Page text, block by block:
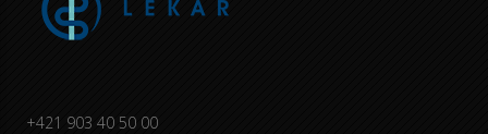
+421 903 40 50 00